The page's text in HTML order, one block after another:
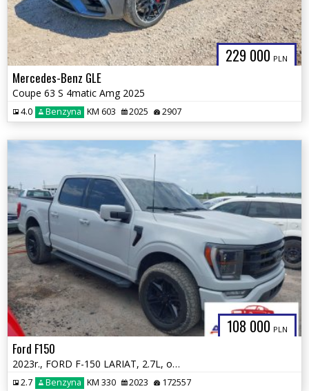
229 000 PLN
Mercedes-Benz GLE
Coupe 63 S 4matic Amg 2025
4.0 Benzyna KM 603 2025 2907
108 000 PLN
Ford F150
2023r., FORD F-150 LARIAT, 2.7L, od ubezpieczalni
2.7 Benzyna KM 330 2023 172557